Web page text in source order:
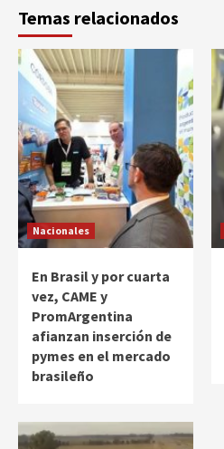
Temas relacionados
Nacionales
En Brasil y por cuarta
vez, CAME y
PromArgentina
afianzan inserción de
pymes en el mercado
brasileño